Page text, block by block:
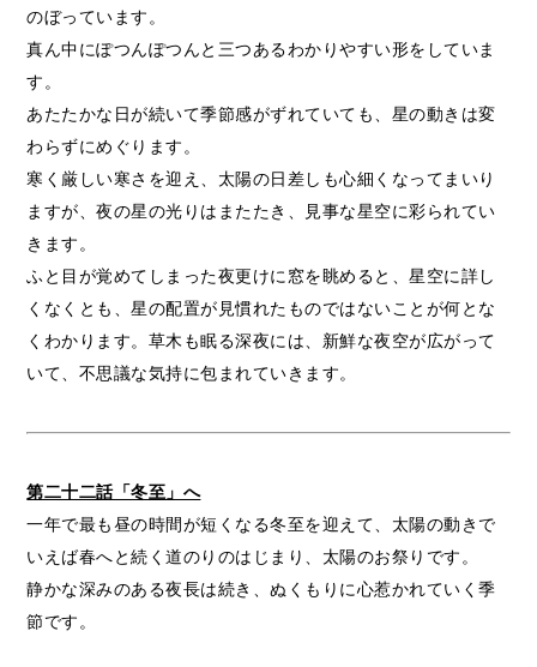
のぼっています。
真ん中にぽつんぽつんと三つあるわかりやすい形をしていま
す。
あたたかな日が続いて季節感がずれていても、星の動きは変
わらずにめぐります。
寒く厳しい寒さを迎え、太陽の日差しも心細くなってまいり
ますが、夜の星の光りはまたたき、見事な星空に彩られてい
きます。
ふと目が覚めてしまった夜更けに窓を眺めると、星空に詳し
くなくとも、星の配置が見慣れたものではないことが何とな
くわかります。草木も眠る深夜には、新鮮な夜空が広がって
いて、不思議な気持に包まれていきます。
第二十二話「冬至」へ
一年で最も昼の時間が短くなる冬至を迎えて、太陽の動きで
いえば春へと続く道のりのはじまり、太陽のお祭りです。
静かな深みのある夜長は続き、ぬくもりに心惹かれていく季
節です。